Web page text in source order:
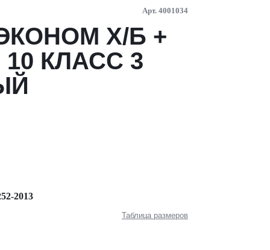
Арт. 4001034
Х/Б +
КЛАСС 3
2013
Таблица размеров